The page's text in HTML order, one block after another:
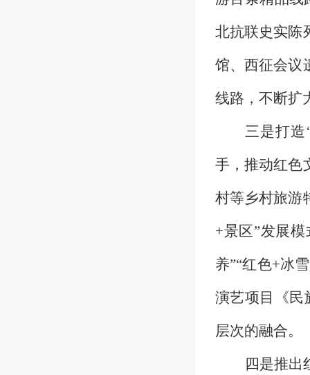
北抗联史实陈
馆、西征会议
线路，不断扩
三是打造
手，推动红色
村等乡村旅游
+景区”发展
养”“红色+冰
演艺项目《民
层次的融合。
四是推出